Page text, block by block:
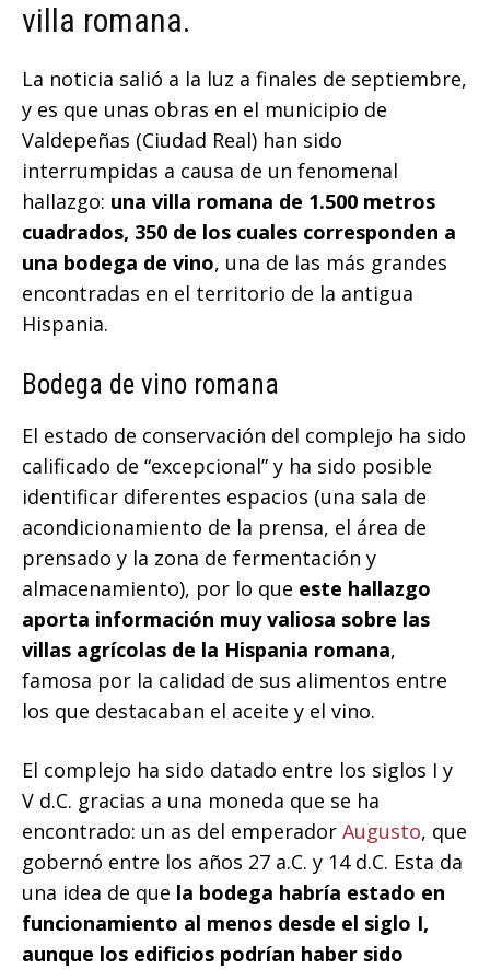
villa romana.
La noticia salió a la luz a finales de septiembre,
y es que unas obras en el municipio de
Valdepeñas (Ciudad Real) han sido
interrumpidas a causa de un fenomenal
hallazgo: una villa romana de 1.500 metros
cuadrados, 350 de los cuales corresponden a
una bodega de vino, una de las más grandes
encontradas en el territorio de la antigua
Hispania.
Bodega de vino romana
El estado de conservación del complejo ha sido
calificado de “excepcional” y ha sido posible
identificar diferentes espacios (una sala de
acondicionamiento de la prensa, el área de
prensado y la zona de fermentación y
almacenamiento), por lo que este hallazgo
aporta información muy valiosa sobre las
villas agrícolas de la Hispania romana,
famosa por la calidad de sus alimentos entre
los que destacaban el aceite y el vino.
El complejo ha sido datado entre los siglos I y
V d.C. gracias a una moneda que se ha
encontrado: un as del emperador Augusto, que
gobernó entre los años 27 a.C. y 14 d.C. Esta da
una idea de que la bodega habría estado en
funcionamiento al menos desde el siglo I,
aunque los edificios podrían haber sido